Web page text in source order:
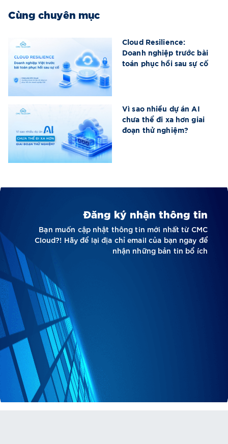
Cùng chuyên mục
Cloud Resilience:
Doanh nghiệp trước bài
toán phục hồi sau sự cố
Vì sao nhiều dự án AI
chưa thể đi xa hơn giai
đoạn thử nghiệm?
Đăng ký nhận thông tin
Bạn muốn cập nhật thông tin mới nhất từ CMC
Cloud?! Hãy để lại địa chỉ email của bạn ngay để
nhận những bản tin bổ ích